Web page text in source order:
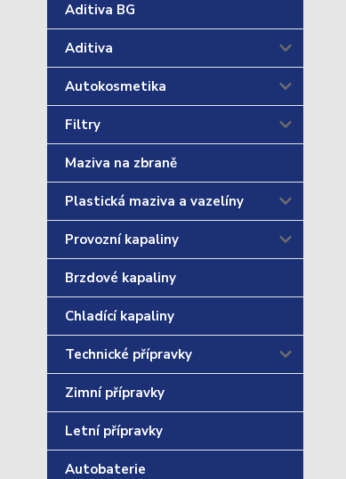
Aditiva BG
Aditiva
Autokosmetika
Filtry
Maziva na zbraně
Plastická maziva a vazelíny
Provozní kapaliny
Brzdové kapaliny
Chladící kapaliny
Technické přípravky
Zimní přípravky
Letní přípravky
Autobaterie